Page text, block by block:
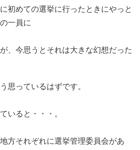
初めての選挙に行ったときにやっと
一員に
、今思うとそれは大きな幻想だった
思っているはずです。
いると・・・。
方それぞれに選挙管理委員会があ